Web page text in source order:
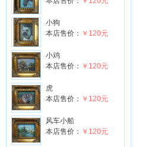
小狗
本店售价： ￥120元
小鸡
本店售价： ￥120元
虎
本店售价： ￥120元
风车小船
本店售价： ￥120元